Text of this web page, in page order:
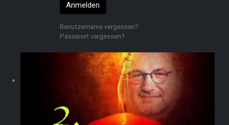
Anmelden
Benutzername vergessen?
Passwort vergessen?